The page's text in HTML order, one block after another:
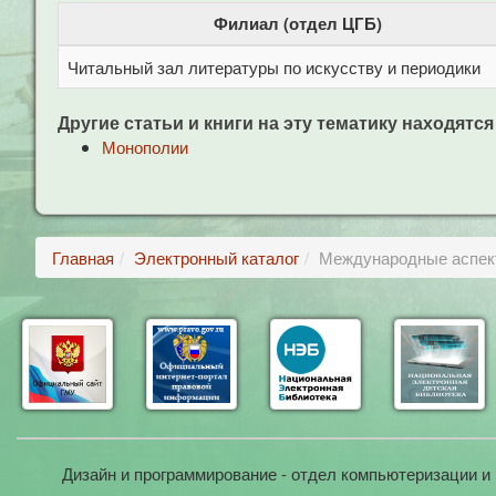
Филиал (отдел ЦГБ)
Читальный зал литературы по искусству и периодики
Другие статьи и книги на эту тематику
Монополии
Главная Электронный каталог Международные
Дизайн и программирование - отдел компьютеризации